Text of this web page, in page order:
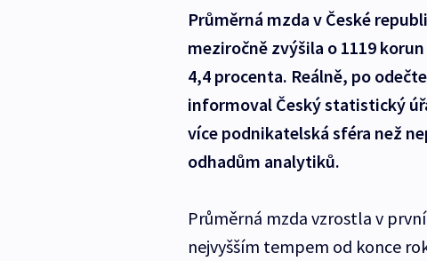
Průměrná mzda v České
meziročně zvýšila o 1119
4,4 procenta. Reálně, po
informoval Český statistický
více podnikatelská sféra než
odhadům analytiků.
Průměrná mzda vzrostla v
nejvyšším tempem od konce